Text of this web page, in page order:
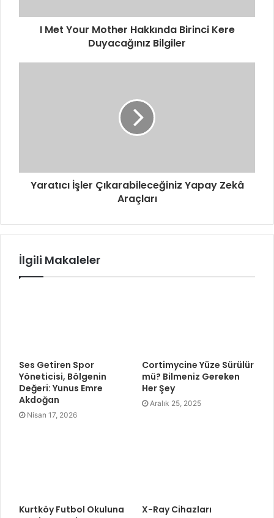
I Met Your Mother Hakkında Birinci Kere
Duyacağınız Bilgiler
Yaratıcı İşler Çıkarabileceğiniz Yapay Zekâ
Araçları
İlgili Makaleler
Ses Getiren Spor
Yöneticisi, Bölgenin
Değeri: Yunus Emre
Akdoğan
Nisan 17, 2026
Cortimycine Yüze Sürülür
mü? Bilmeniz Gereken
Her Şey
Aralık 25, 2025
Kurtköy Futbol Okuluna
X-Ray Cihazları